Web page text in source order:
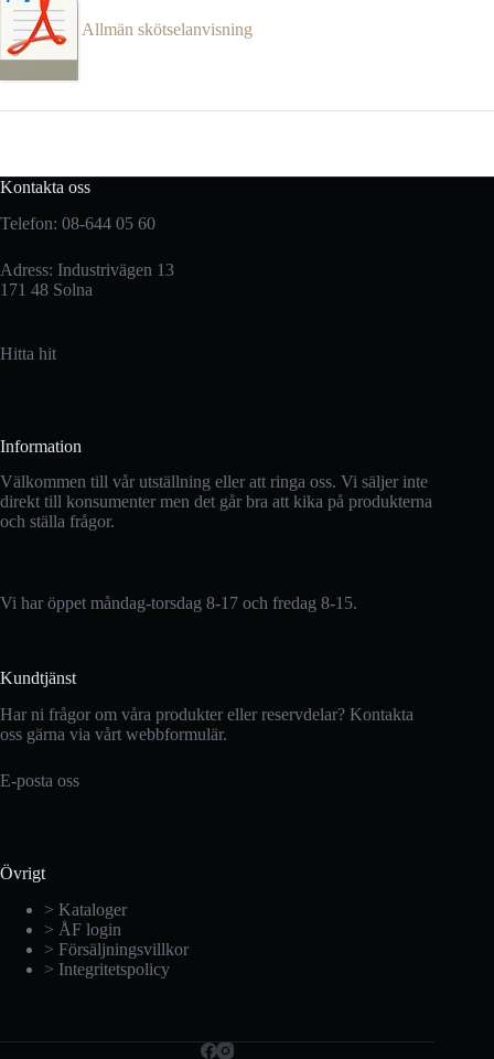
Allmän skötselanvisning
Kontakta oss
Telefon: 08-644 05 60
Adress: Industrivägen 13
171 48 Solna
Hitta hit
Information
Välkommen till vår utställning eller att ringa oss. Vi säljer inte
direkt till konsumenter men det går bra att kika på produkterna
och ställa frågor.
Vi har öppet måndag-torsdag 8-17 och fredag 8-15.
Kundtjänst
Har ni frågor om våra produkter eller reservdelar? Kontakta
oss gärna via vårt webbformulär.
E-posta oss
Övrigt
> Kataloger
> ÅF login
> Försäljningsvillkor
> Integritetspolicy